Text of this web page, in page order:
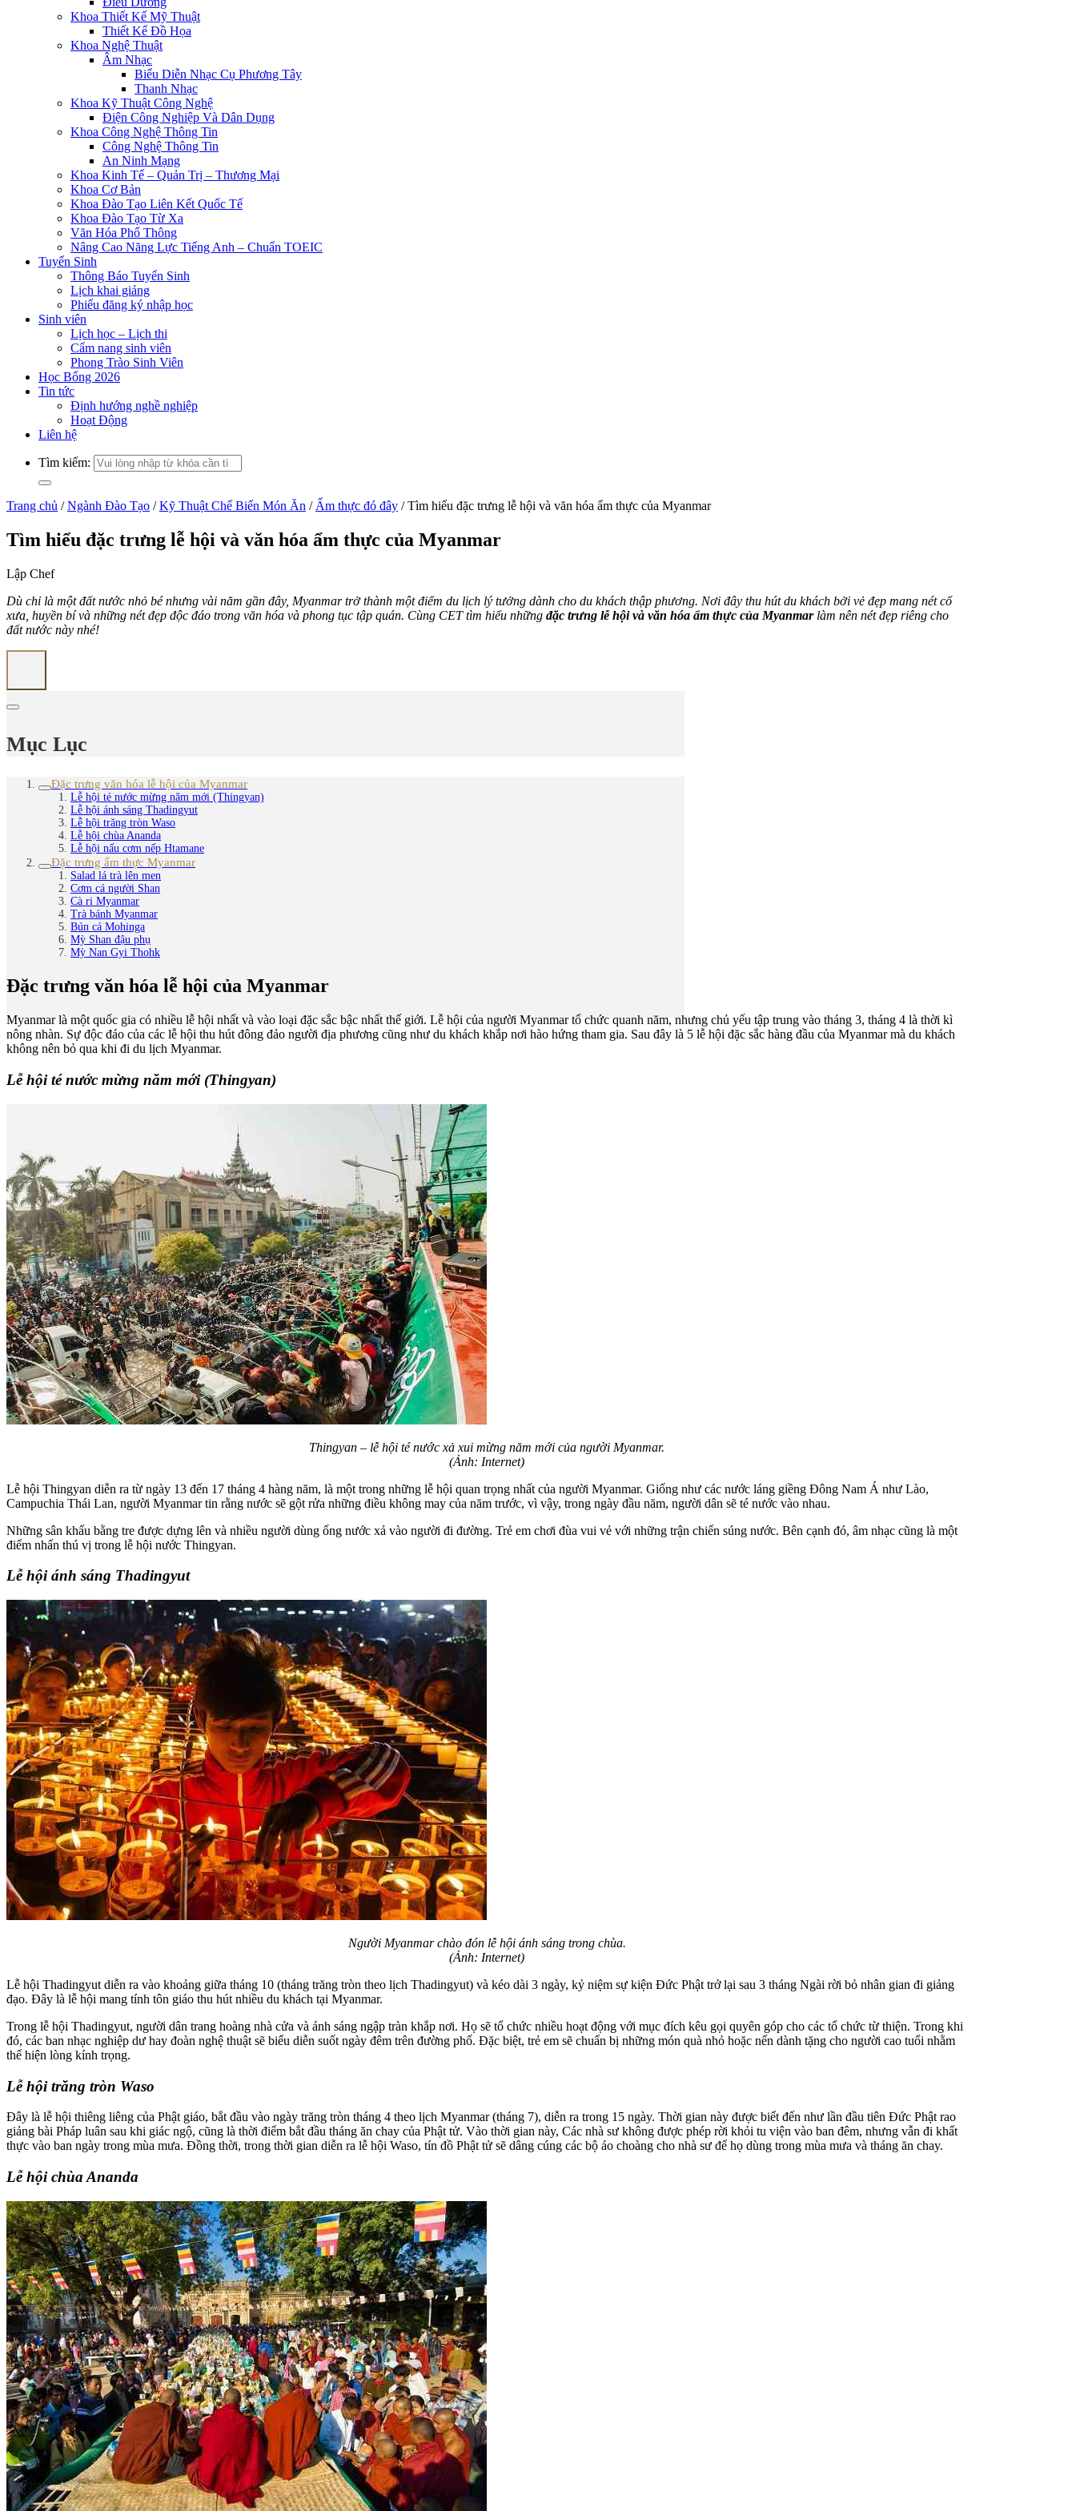
Khoa Thiết Kế Mỹ Thuật
Thiết Kế Đồ Họa
Khoa Nghệ Thuật
Âm Nhạc
Biểu Diễn Nhạc Cụ Phương Tây
Thanh Nhạc
Khoa Kỹ Thuật Công Nghệ
Điện Công Nghiệp Và Dân Dụng
Khoa Công Nghệ Thông Tin
Công Nghệ Thông Tin
An Ninh Mạng
Khoa Kinh Tế – Quản Trị – Thương Mại
Khoa Cơ Bản
Khoa Đào Tạo Liên Kết Quốc Tế
Khoa Đào Tạo Từ Xa
Văn Hóa Phổ Thông
Nâng Cao Năng Lực Tiếng Anh – Chuẩn TOEIC
Tuyển Sinh
Thông Báo Tuyển Sinh
Lịch khai giảng
Phiếu đăng ký nhập học
Sinh viên
Lịch học – Lịch thi
Cẩm nang sinh viên
Phong Trào Sinh Viên
Học Bổng 2026
Tin tức
Định hướng nghề nghiệp
Hoạt Động
Liên hệ
Tìm kiếm:
Trang chủ / Ngành Đào Tạo / Kỹ Thuật Chế Biến Món Ăn / Ẩm thực đó đây / Tìm hiểu đặc trưng lễ hội và văn hóa ẩm thực của Myanmar
Tìm hiểu đặc trưng lễ hội và văn hóa ẩm thực của Myanmar
Lập Chef
Dù chỉ là một đất nước nhỏ bé nhưng vài năm gần đây, Myanmar trở thành một điểm du lịch lý tưởng dành cho du khách thập phương. Nơi đây thu hút du khách bởi vẻ đẹp mang nét cổ
xưa, huyền bí và những nét đẹp độc đáo trong văn hóa và phong tục tập quán. Cùng CET tìm hiểu những đặc trưng lễ hội và văn hóa ẩm thực của Myanmarlàm nên nét đẹp riêng cho
đất nước này nhé!
Mục Lục
Đặc trưng văn hóa lễ hội của Myanmar
Lễ hội té nước mừng năm mới (Thingyan)
Lễ hội ánh sáng Thadingyut
Lễ hội trăng tròn Waso
Lễ hội chùa Ananda
Lễ hội nấu cơm nếp Htamane
Đặc trưng ẩm thực Myanmar
Salad lá trà lên men
Cơm cá người Shan
Cà ri Myanmar
Trà bánh Myanmar
Bún cá Mohinga
Mỳ Shan đậu phụ
Mỳ Nan Gyi Thohk
Đặc trưng văn hóa lễ hội của Myanmar
Myanmar là một quốc gia có nhiều lễ hội nhất và vào loại đặc sắc bậc nhất thế giới. Lễ hội của người Myanmar tổ chức quanh năm, nhưng chủ yếu tập trung vào tháng 3, tháng 4 là thời kì
nông nhàn. Sự độc đáo của các lễ hội thu hút đông đảo người địa phương cũng như du khách khắp nơi hào hứng tham gia. Sau đây là 5 lễ hội đặc sắc hàng đầu của Myanmar mà du khách
không nên bỏ qua khi đi du lịch Myanmar.
Lễ hộiténước mừng năm mới (Thingyan)
Thingyan – lễ hội té nước xả xui mừng năm mới của người Myanmar.
(Ảnh: Internet)
Lễ hội Thingyan diễn ra từ ngày 13 đến 17 tháng 4 hàng năm, là một trong những lễ hội quan trọng nhất của người Myanmar. Giống như các nước láng giềng Đông Nam Á như Lào,
Campuchia Thái Lan, người Myanmar tin rằng nước sẽ gột rửa những điều không may của năm trước, vì vậy, trong ngày đầu năm, người dân sẽ té nước vào nhau.
Những sân khấu bằng tre được dựng lên và nhiều người dùng ống nước xả vào người đi đường. Trẻ em chơi đùa vui vẻ với những trận chiến súng nước. Bên cạnh đó, âm nhạc cũng là một
điểm nhấn thú vị trong lễ hội nước Thingyan.
Lễ hội ánh sáng Thadingyut
Người Myanmar chào đón lễ hội ánh sáng trong chùa.
(Ảnh: Internet)
Lễ hội Thadingyut diễn ra vào khoảng giữa tháng 10 (tháng trăng tròn theo lịch Thadingyut) và kéo dài 3 ngày, kỷ niệm sự kiện Đức Phật trở lại sau 3 tháng Ngài rời bỏ nhân gian đi giảng
đạo. Đây là lễ hội mang tính tôn giáo thu hút nhiều du khách tại Myanmar.
Trong lễ hội Thadingyut, người dân trang hoàng nhà cửa và ánh sáng ngập tràn khắp nơi. Họ sẽ tổ chức nhiều hoạt động với mục đích kêu gọi quyên góp cho các tổ chức từ thiện. Trong khi
đó, các ban nhạc nghiệp dư hay đoàn nghệ thuật sẽ biểu diễn suốt ngày đêm trên đường phố. Đặc biệt, trẻ em sẽ chuẩn bị những món quà nhỏ hoặc nến dành tặng cho người cao tuổi nhằm
thể hiện lòng kính trọng.
Lễ hội trăng tròn Waso
Đây là lễ hội thiêng liêng của Phật giáo, bắt đầu vào ngày trăng tròn tháng 4 theo lịch Myanmar (tháng 7), diễn ra trong 15 ngày. Thời gian này được biết đến như lần đầu tiên Đức Phật rao
giảng bài Pháp luân sau khi giác ngộ, cũng là thời điểm bắt đầu tháng ăn chay của Phật tử. Vào thời gian này, Các nhà sư không được phép rời khỏi tu viện vào ban đêm, nhưng vẫn đi khất
thực vào ban ngày trong mùa mưa. Đồng thời, trong thời gian diễn ra lễ hội Waso, tín đồ Phật tử sẽ dâng cúng các bộ áo choàng cho nhà sư để họ dùng trong mùa mưa và tháng ăn chay.
Lễ hội chùa Ananda